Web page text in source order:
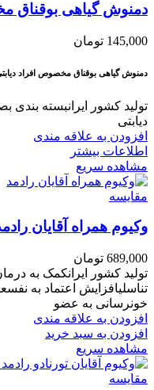
دمنوش گیاهی بوقناق
145,000 تومان
دمنوش گیاهی بوقناق مخصوص افراد
تولید کشور ایرانبسته
دیابتی
افزودن به علاقه مندی
اطلاعات بیشتر
مشاهده سریع
مقایسه
وکیوم همراه آقایان
689,000 تومان
تولید کشور ایرانکمک به
تناسلیافزایش اعتماد به
خونرسانی به عضو
افزودن به علاقه مندی
افزودن به سبد خرید
مشاهده سریع
مقایسه